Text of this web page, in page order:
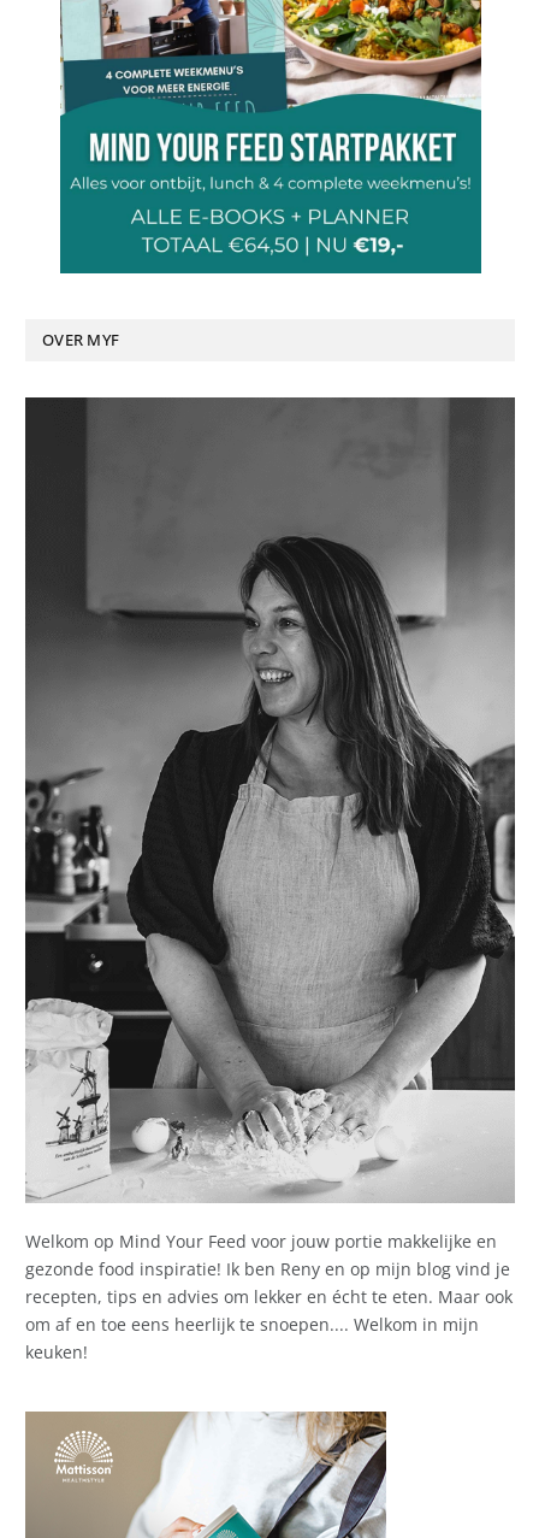
OVER MYF
Welkom op Mind Your Feed voor jouw portie makkelijke en
gezonde food inspiratie! Ik ben Reny en op mijn blog vind je
recepten, tips en advies om lekker en écht te eten. Maar ook
om af en toe eens heerlijk te snoepen.... Welkom in mijn
keuken!